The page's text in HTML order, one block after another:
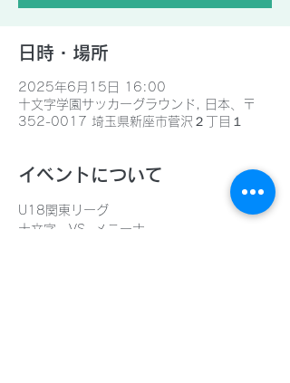
日時・場所
2025年6月15日 16:00
十文字学園サッカーグラウンド, 日本、〒
352-0017 埼玉県新座市菅沢２丁目１
イベントについて
U18関東リーグ
十文字　VS  メニーナ